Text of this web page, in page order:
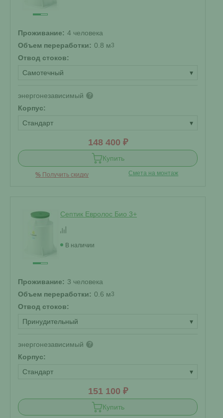
Проживание: 4 человека
Объем переработки: 0.8 м3
Отвод стоков:
Самотечный
▾
энергонезависимый ?
Корпус:
Стандарт
▾
148 400 ₽
Купить
% Получить скидку Смета на монтаж
Септик Евролос Био 3+
В наличии
Проживание: 3 человека
Объем переработки: 0.6 м3
Отвод стоков:
Принудительный
▾
энергонезависимый ?
Корпус:
Стандарт
▾
151 100 ₽
Купить